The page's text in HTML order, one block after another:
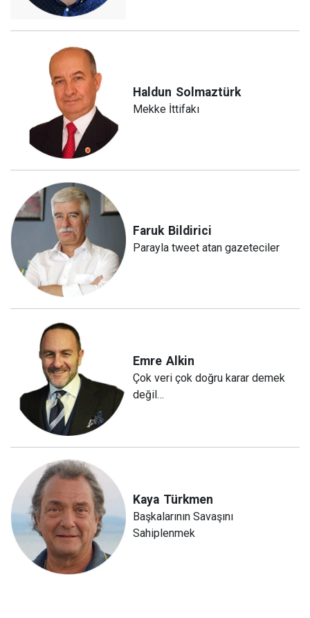
Haldun Solmaztürk
Mekke İttifakı
Faruk Bildirici
Parayla tweet atan gazeteciler
Emre Alkin
Çok veri çok doğru karar demek
değil…
Kaya Türkmen
Başkalarının Savaşını
Sahiplenmek